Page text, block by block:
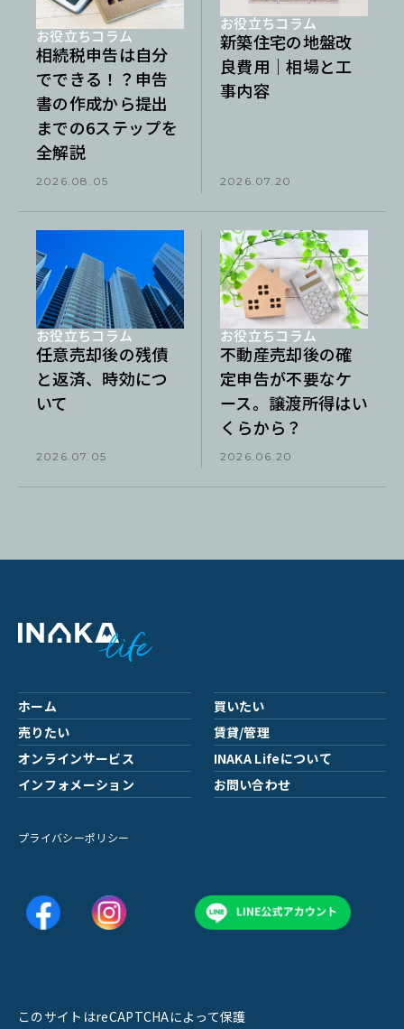
お役立ちコラム
相続税申告は自分
でできる！？申告
書の作成から提出
までの6ステップを
全解説
2026.08.05
お役立ちコラム
新築住宅の地盤改
良費用｜相場と工
事内容
2026.07.20
お役立ちコラム
任意売却後の残債
と返済、時効につ
いて
2026.07.05
お役立ちコラム
不動産売却後の確
定申告が不要なケ
ース。譲渡所得はい
くらから？
2026.06.20
このサイトはreCAPTCHAによって保護
ホーム
買いたい
売りたい
賃貸/管理
オンラインサービス
INAKA Lifeについて
インフォメーション
お問い合わせ
プライバシーポリシー